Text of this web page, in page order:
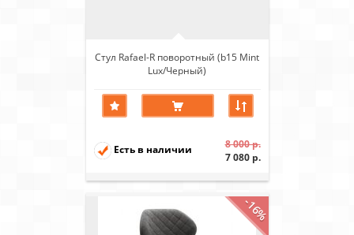
Стул Rafael-R поворотный (b15 Mint
Lux/Черный)
Есть в наличии
8 000 р.
7 080 р.
-16%